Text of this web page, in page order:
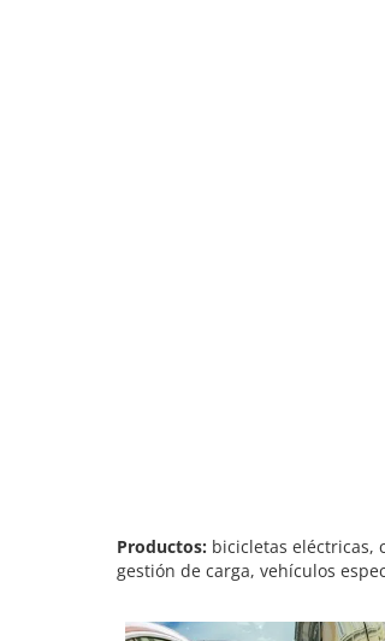
Productos: bicicletas eléctricas,
gestión de carga, vehículos